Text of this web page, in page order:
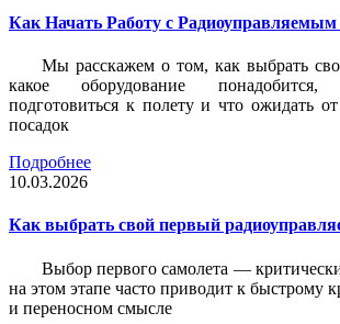
Как Начать Работу с
Мы расскажем о том, как выбрать
какое оборудование
подготовиться к полету и что ожидать
посадок
Подробнее
10.03.2026
Как выбрать свой первый
Выбор первого самолета —
на этом этапе часто приводит к
и переносном смысле